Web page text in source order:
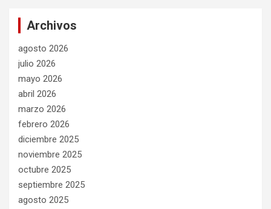
Archivos
agosto 2026
julio 2026
mayo 2026
abril 2026
marzo 2026
febrero 2026
diciembre 2025
noviembre 2025
octubre 2025
septiembre 2025
agosto 2025